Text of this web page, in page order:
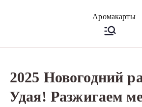
2025 Новогодний
Удая! Разжигаем